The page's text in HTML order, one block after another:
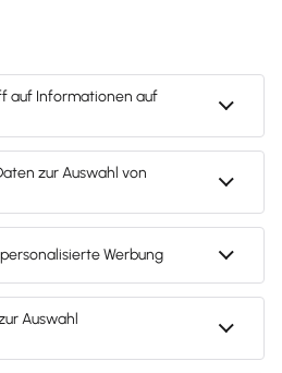
Business den
unserer Software für